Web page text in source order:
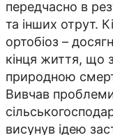
передчасно в
та інших отрут.
ортобіоз –
кінця життя, що
природною
Вивчав
висунув ідею